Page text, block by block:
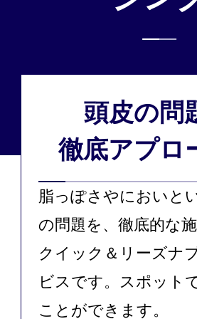
頭皮の問
徹底アプロ
脂っぽさやにおいと
の問題を、徹底的な施
クイック＆リーズナ
ビスです。スポット
ことができます。